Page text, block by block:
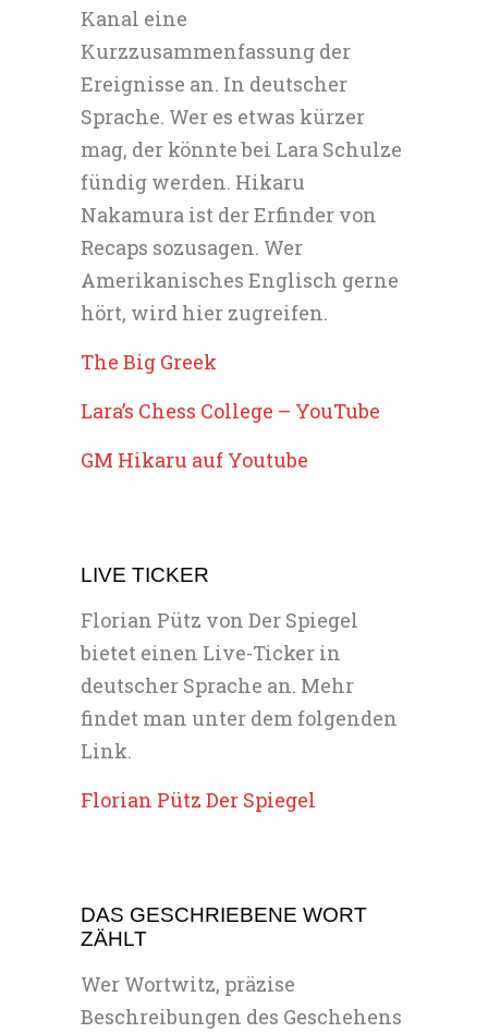
Kanal eine
Kurzzusammenfassung der
Ereignisse an. In deutscher
Sprache. Wer es etwas kürzer
mag, der könnte bei Lara Schulze
fündig werden. Hikaru
Nakamura ist der Erfinder von
Recaps sozusagen. Wer
Amerikanisches Englisch gerne
hört, wird hier zugreifen.
The Big Greek
Lara’s Chess College – YouTube
GM Hikaru auf Youtube
LIVE TICKER
Florian Pütz von Der Spiegel
bietet einen Live-Ticker in
deutscher Sprache an. Mehr
findet man unter dem folgenden
Link.
Florian Pütz Der Spiegel
DAS GESCHRIEBENE WORT
ZÄHLT
Wer Wortwitz, präzise
Beschreibungen des Geschehens